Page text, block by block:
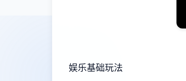
娱乐基础玩法